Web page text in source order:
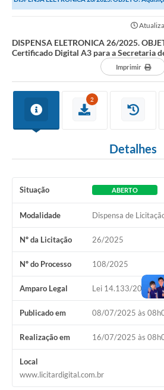
Telefones Úteis
IPTU, ALVARÁ, ISS E OUTROS SERVIÇOS
Administração
A Prefeitura
A Nossa Cidade
Conselhos Municipais
Sala Mineira do Empreendedor
PAD
MROSC - Parcerias
Notícias
DISPENSA ELETRONICA 26/2025.
Certificado Digital A3 para a Secretaria
Imprimir
2
Detalhes
Situação ABERTO
Modalidade Dispensa de
Nº da Licitação 26/2025
Nº do Processo 108/2025
Amparo Legal Lei 14.133/2021,
Publicado em 08/07/2025 às
Realização em 16/07/2025 às
Local
www.licitardigital.com.br